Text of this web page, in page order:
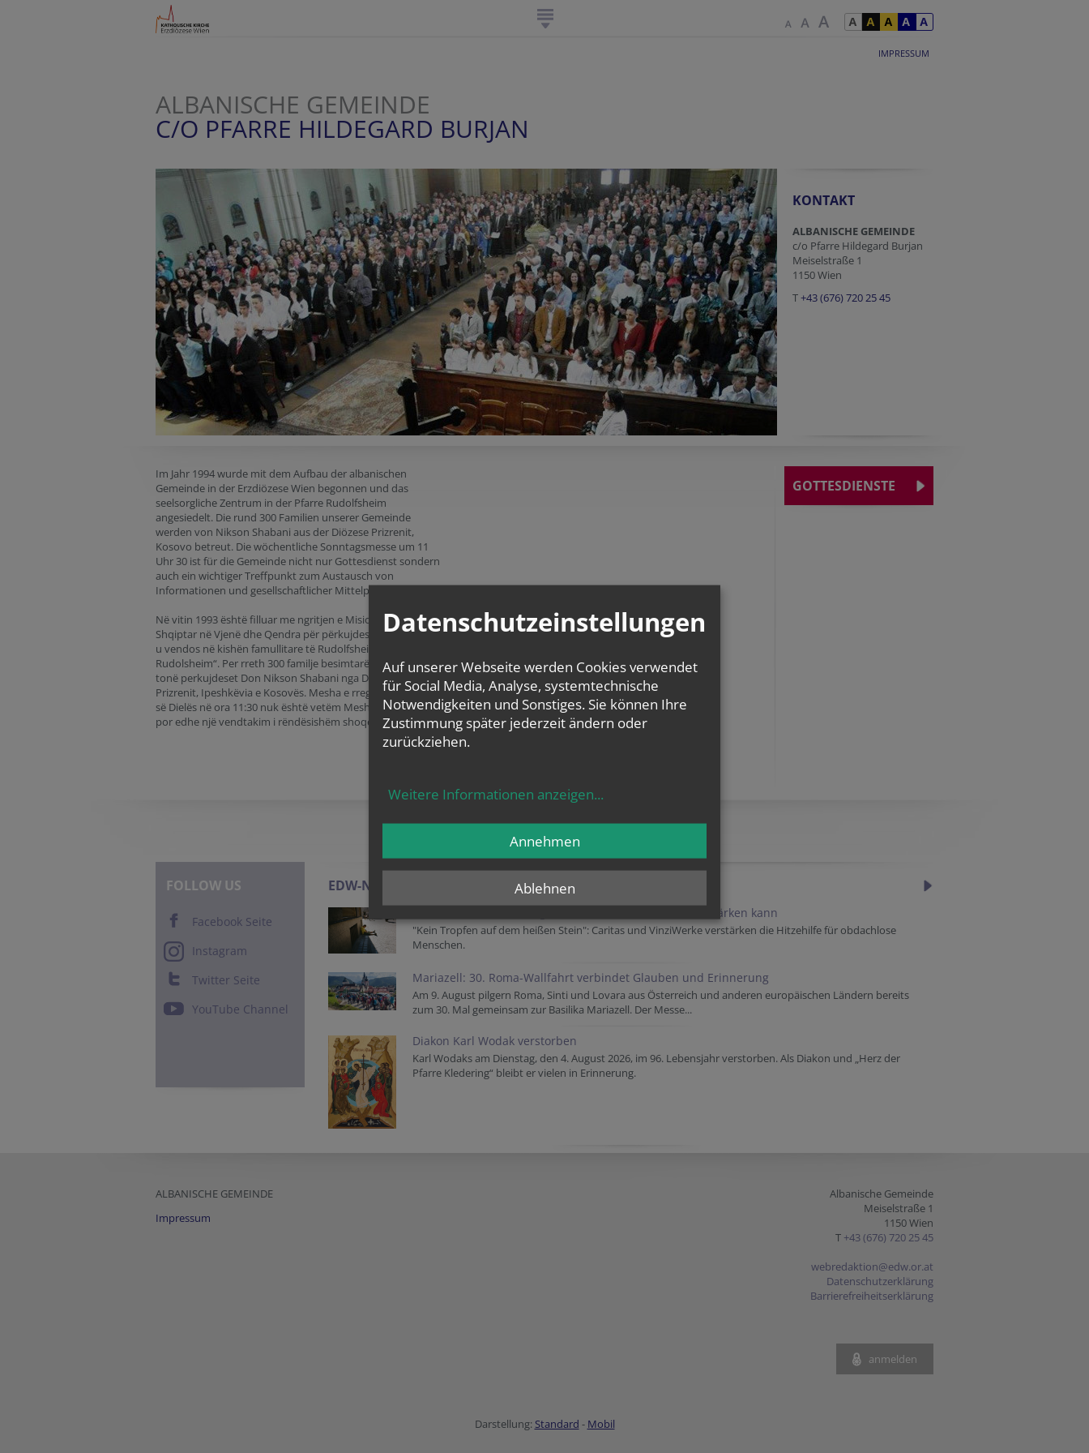
IMPRESSUM
ALBANISCHE GEMEINDE
C/O PFARRE HILDEGARD BURJAN
KONTAKT
ALBANISCHE GEMEINDE
c/o Pfarre Hildegard Burjan
Meiselstraße 1
1150 Wien
T+43 (676) 720 25 45
Im Jahr 1994 wurde mit dem Aufbau der albanischen
Gemeinde in der Erzdiözese Wien begonnen und das
seelsorgliche Zentrum in der Pfarre Rudolfsheim
angesiedelt. Die rund 300 Familien unserer Gemeinde
werden von Nikson Shabani aus der Diözese Prizrenit,
Kosovo betreut. Die wöchentliche Sonntagsmesse um 11
Uhr 30 ist für die Gemeinde nicht nur Gottesdienst sondern
auch ein wichtiger Treffpunkt zum Austausch von
Informationen und gesellschaftlicher Mittelpunkt.
Në vitin 1993 është filluar me ngritjen e Misionit Katolik
Shqiptar në Vjenë dhe Qendra për përkujdesje shpirtërore
u vendos në kishën famullitare të Rudolfsheimit „Pfarre
Rudolsheim“. Per rreth 300 familje besimtarësh të Misionit
tonë perkujdeset Don Nikson Shabani nga Dioqeza e
Prizrenit, Ipeshkëvia e Kosovës. Mesha e rregullt javore e
së Dielës në ora 11:30 nuk është vetëm Meshë e Shenjtë,
por edhe një vendtakim i rëndësishëm shoqëror.
GOTTESDIENSTE
AKTUELLES AUS DER ERZDIÖZESE
FOLLOW US
Facebook Seite
Instagram
Twitter Seite
YouTube Channel
EDW-NEWS
Extreme Hitze: Wie Zivilgesellschaft Obdachlosenhilfe stärken kann
"Kein Tropfen auf dem heißen Stein": Caritas und VinziWerke verstärken die Hitzehilfe für obdachlose
Menschen.
Mariazell: 30. Roma-Wallfahrt verbindet Glauben und Erinnerung
Am 9. August pilgern Roma, Sinti und Lovara aus Österreich und anderen europäischen Ländern bereits
zum 30. Mal gemeinsam zur Basilika Mariazell. Der Messe...
Diakon Karl Wodak verstorben
Karl Wodaks am Dienstag, den 4. August 2026, im 96. Lebensjahr verstorben. Als Diakon und „Herz der
Pfarre Kledering“ bleibt er vielen in Erinnerung.
ALBANISCHE GEMEINDE
Impressum
Albanische Gemeinde
Meiselstraße 1
1150 Wien
T +43 (676) 720 25 45
webredaktion@edw.or.at
Datenschutzerklärung
Barrierefreiheitserklärung
anmelden
Darstellung: Standard - Mobil
Datenschutzeinstellungen
Auf unserer Webseite werden Cookies verwendet
für Social Media, Analyse, systemtechnische
Notwendigkeiten und Sonstiges. Sie können Ihre
Zustimmung später jederzeit ändern oder
zurückziehen.
Weitere Informationen anzeigen...
Ablehnen
Annehmen